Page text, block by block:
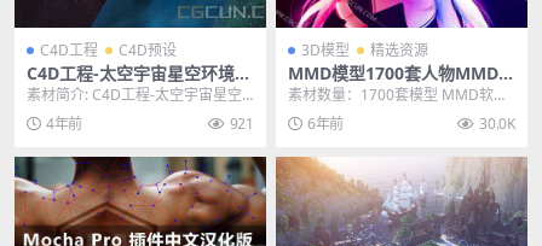
C4D工程 C4D预设
C4D工程-太空宇宙星空环境背
景预设工程 Space Backdrop
Asset
素材简介: C4D工程-太空宇宙星空
环境背景预设工程 Space Backdr
o... 4年前 921
3D模型 精选资源
MMD模型1700套人物MMD模
型 全套MMD数据模型合集
素材数量：1700套模型 MMD软件
专用 资源 大小： 解压27Gb 资源
说明...6年前 30.0K